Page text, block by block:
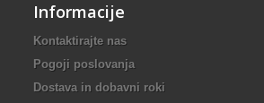
Informacije
Kontaktirajte nas
Pogoji poslovanja
Dostava in dobavni roki